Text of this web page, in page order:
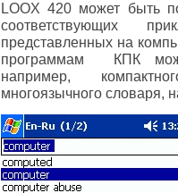
LOOX 420 может быть
соответствующих
представленных на
программам КПК
например,
многоязычного словаря,